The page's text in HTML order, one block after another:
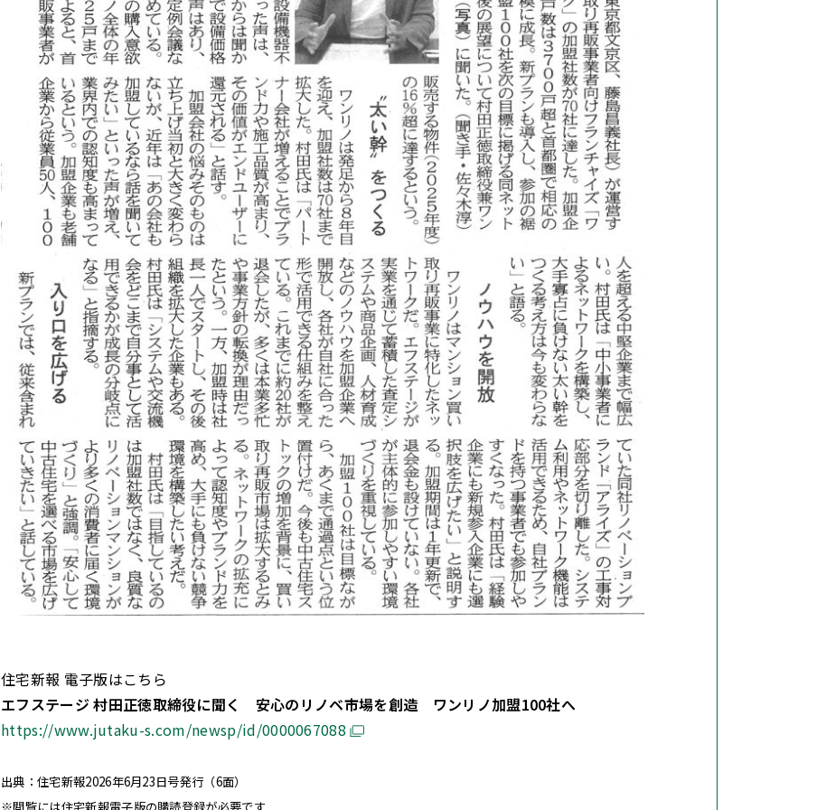
住宅新報 電子版はこちら
エフステージ 村田正徳取締役に聞く 安心のリノベ市場を創造 ワンリノ加盟100社へ
https://www.jutaku-s.com/newsp/id/0000067088
出典：住宅新報2026年6月23日号発行（6面）